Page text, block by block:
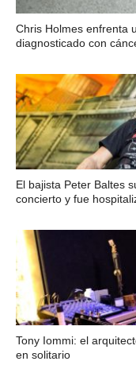
Chris Holmes enfrenta
diagnosticado con
El bajista Peter Baltes
concierto y fue
Tony Iommi: el
en solitario